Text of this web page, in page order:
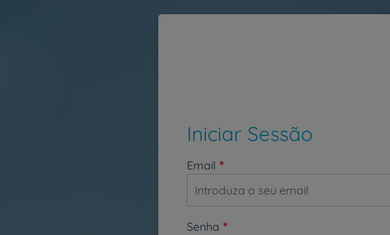
Iniciar Sessão
Email
Senha